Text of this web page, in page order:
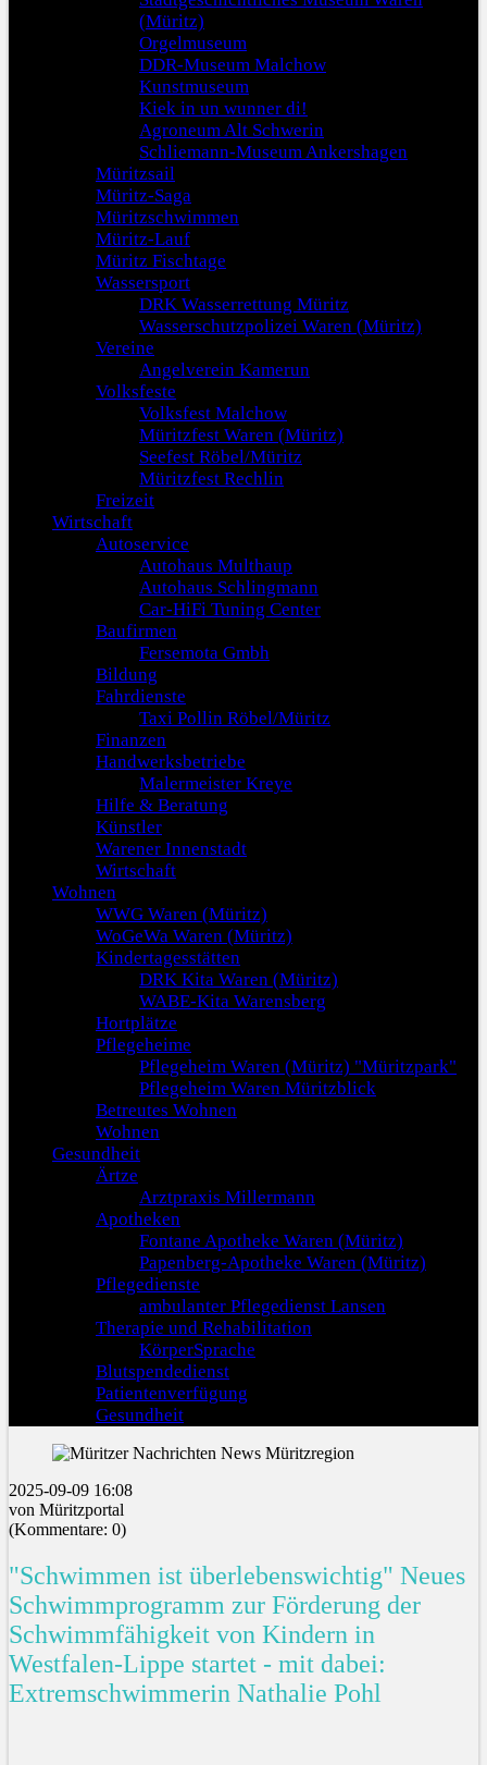
(Müritz)
Orgelmuseum
DDR-Museum Malchow
Kunstmuseum
Kiek in un wunner di!
Agroneum Alt Schwerin
Schliemann-Museum Ankershagen
Müritzsail
Müritz-Saga
Müritzschwimmen
Müritz-Lauf
Müritz Fischtage
Wassersport
DRK Wasserrettung Müritz
Wasserschutzpolizei Waren (Müritz)
Vereine
Angelverein Kamerun
Volksfeste
Volksfest Malchow
Müritzfest Waren (Müritz)
Seefest Röbel/Müritz
Müritzfest Rechlin
Freizeit
Wirtschaft
Autoservice
Autohaus Multhaup
Autohaus Schlingmann
Car-HiFi Tuning Center
Baufirmen
Fersemota Gmbh
Bildung
Fahrdienste
Taxi Pollin Röbel/Müritz
Finanzen
Handwerksbetriebe
Malermeister Kreye
Hilfe & Beratung
Künstler
Warener Innenstadt
Wirtschaft
Wohnen
WWG Waren (Müritz)
WoGeWa Waren (Müritz)
Kindertagesstätten
DRK Kita Waren (Müritz)
WABE-Kita Warensberg
Hortplätze
Pflegeheime
Pflegeheim Waren (Müritz) "Müritzpark"
Pflegeheim Waren Müritzblick
Betreutes Wohnen
Wohnen
Gesundheit
Ärtze
Arztpraxis Millermann
Apotheken
Fontane Apotheke Waren (Müritz)
Papenberg-Apotheke Waren (Müritz)
Pflegedienste
ambulanter Pflegedienst Lansen
Therapie und Rehabilitation
KörperSprache
Blutspendedienst
Patientenverfügung
Gesundheit
2025-09-09 16:08
von Müritzportal
(Kommentare: 0)
"Schwimmen ist überlebenswichtig" Neues
Schwimmprogramm zur Förderung der
Schwimmfähigkeit von Kindern in
Westfalen-Lippe startet - mit dabei:
Extremschwimmerin Nathalie Pohl